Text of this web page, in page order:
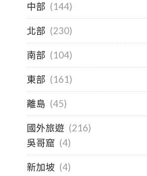
中部 (144)
北部 (230)
南部 (104)
東部 (161)
離島 (45)
國外旅遊 (216)
吳哥窟 (4)
新加坡 (4)